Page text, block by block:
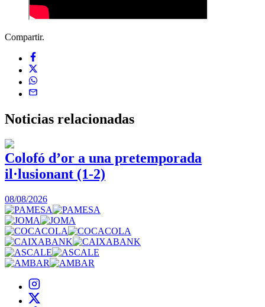
Compartir.
Noticias relacionadas
Colofó d’or a una pretemporada
il·lusionant (1-2)
08/08/2026